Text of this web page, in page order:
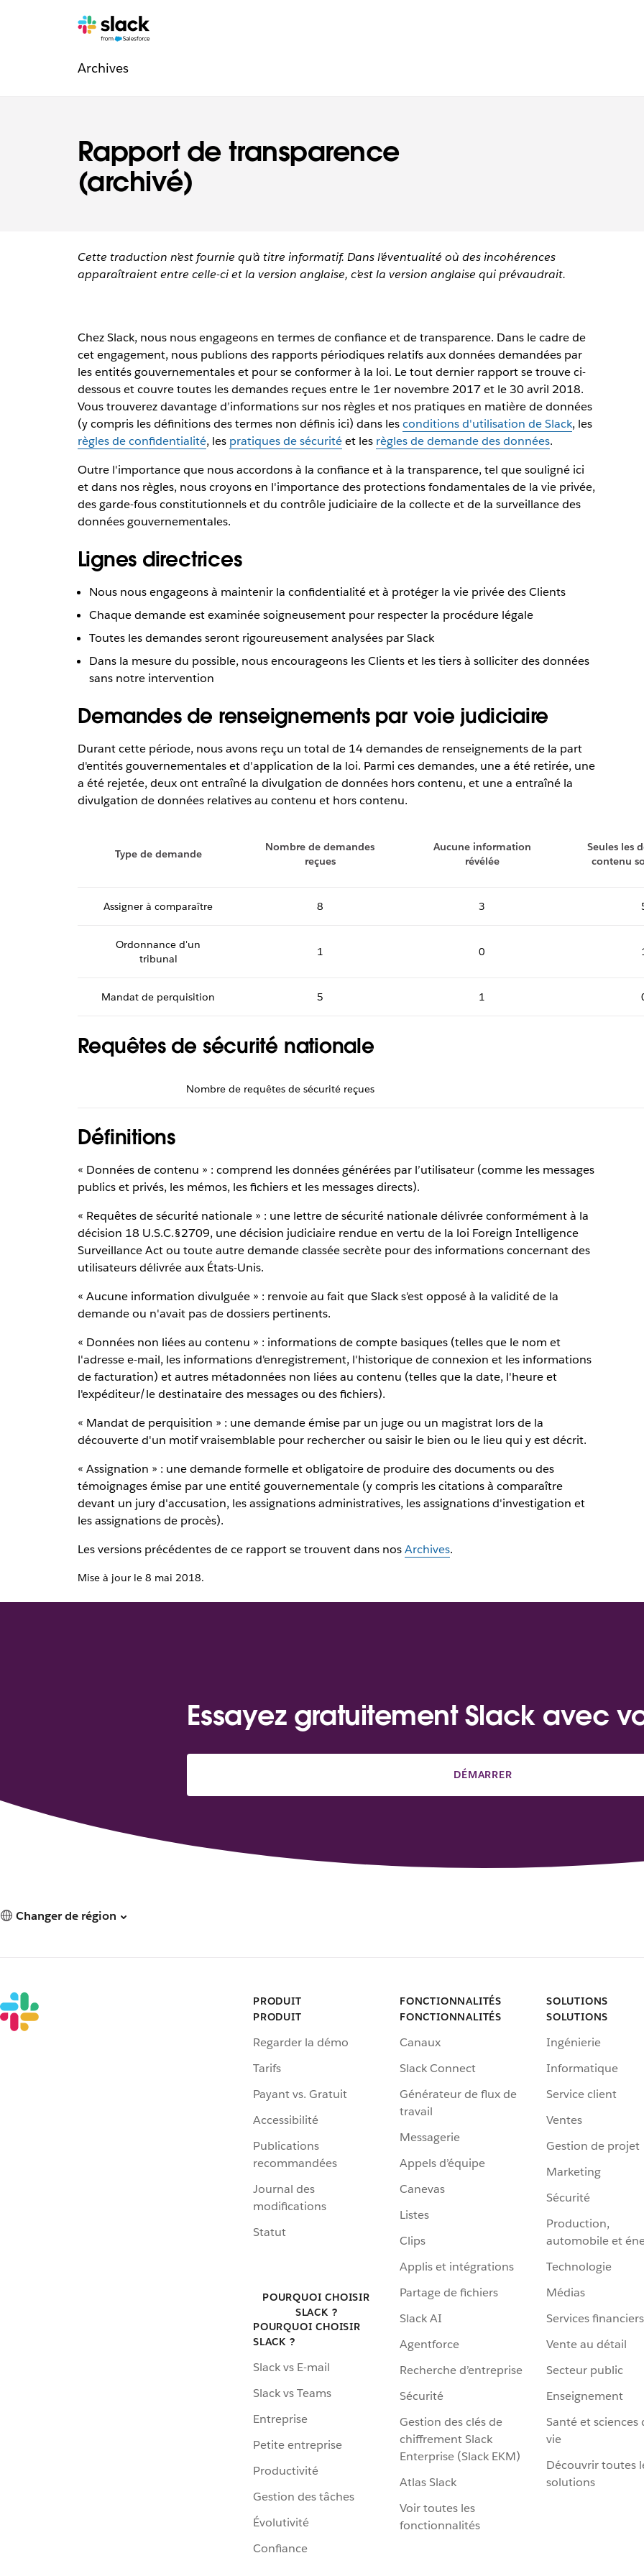
Rapport de transparence
(archivé)
Pages
Archivessupplémentaires
Cette traduction n’est fournie qu’à titre informatif. Dans l’éventualité où des incohérences
apparaîtraient entre celle-ci et la version anglaise, c’est la version anglaise qui prévaudrait.
Chez Slack, nous nous engageons en termes de confiance et de transparence. Dans le cadre de
cet engagement, nous publions des rapports périodiques relatifs aux données demandées par
les entités gouvernementales et pour se conformer à la loi. Le tout dernier rapport se trouve ci-
dessous et couvre toutes les demandes reçues entre le 1er novembre 2017 et le 30 avril 2018.
Vous trouverez davantage d’informations sur nos règles et nos pratiques en matière de données
(y compris les définitions des termes non définis ici) dans lesconditions d'utilisation de Slack, les
règles de confidentialité, les pratiques de sécuritéet les règles de demande des données.
Outre l'importance que nous accordons à la confiance et à la transparence, tel que souligné ici
et dans nos règles, nous croyons en l'importance des protections fondamentales de la vie privée,
des garde-fous constitutionnels et du contrôle judiciaire de la collecte et de la surveillance des
données gouvernementales.
Lignes directrices
Nous nous engageons à maintenir la confidentialité et à protéger la vie privée des Clients
Chaque demande est examinée soigneusement pour respecter la procédure légale
Toutes les demandes seront rigoureusement analysées par Slack
Dans la mesure du possible, nous encourageons les Clients et les tiers à solliciter des données
sans notre intervention
Demandes de renseignements par voie judiciaire
Durant cette période, nous avons reçu un total de 14 demandes de renseignements de la part
d'entités gouvernementales et d'application de la loi. Parmi ces demandes, une a été retirée, une
a été rejetée, deux ont entraîné la divulgation de données hors contenu, et une a entraîné la
divulgation de données relatives au contenu et hors contenu.
Type de demande
Nombre de demandes
reçues
Aucune information
révélée
Seules les
contenu
Assigner à comparaître 8 3
Ordonnance d'un
tribunal
1 0
Mandat de perquisition 5 1
Requêtes de sécurité nationale
Nombre de requêtes de sécurité reçues
Définitions
« Données de contenu » : comprend les données générées par l’utilisateur (comme les messages
publics et privés, les mémos, les fichiers et les messages directs).
« Requêtes de sécurité nationale » : une lettre de sécurité nationale délivrée conformément à la
décision 18 U.S.C.§2709, une décision judiciaire rendue en vertu de la loi Foreign Intelligence
Surveillance Act ou toute autre demande classée secrète pour des informations concernant des
utilisateurs délivrée aux États-Unis.
« Aucune information divulguée » : renvoie au fait que Slack s'est opposé à la validité de la
demande ou n'avait pas de dossiers pertinents.
« Données non liées au contenu » : informations de compte basiques (telles que le nom et
l'adresse e-mail, les informations d'enregistrement, l'historique de connexion et les informations
de facturation) et autres métadonnées non liées au contenu (telles que la date, l'heure et
l'expéditeur/le destinataire des messages ou des fichiers).
« Mandat de perquisition » : une demande émise par un juge ou un magistrat lors de la
découverte d'un motif vraisemblable pour rechercher ou saisir le bien ou le lieu qui y est décrit.
« Assignation » : une demande formelle et obligatoire de produire des documents ou des
témoignages émise par une entité gouvernementale (y compris les citations à comparaître
devant un jury d'accusation, les assignations administratives, les assignations d'investigation et
les assignations de procès).
Les versions précédentes de ce rapport se trouvent dans nosArchives.
Mise à jour le 8 mai 2018.
Essayez gratuitement Slack avec
DÉMARRER
Changer de région
PRODUIT
PRODUIT
Regarder la démo
Tarifs
Payant vs. Gratuit
Accessibilité
Publications
recommandées
Journal des
modifications
Statut
POURQUOI CHOISIR
SLACK ?
POURQUOI CHOISIR
SLACK ?
Slack vs E-mail
Slack vs Teams
Entreprise
Petite entreprise
Productivité
Gestion des tâches
Évolutivité
Confiance
FONCTIONNALITÉS
FONCTIONNALITÉS
Canaux
Slack Connect
Générateur de flux de
travail
Messagerie
Appels d’équipe
Canevas
Listes
Clips
Applis et intégrations
Partage de fichiers
Slack AI
Agentforce
Recherche d’entreprise
Sécurité
Gestion des clés de
chiffrement Slack
Enterprise (Slack EKM)
Atlas Slack
Voir toutes les
fonctionnalités
SOLUTIONS
SOLUTIONS
Ingénierie
Informatique
Service client
Ventes
Gestion de projet
Marketing
Sécurité
Production,
automobile et
Technologie
Médias
Services financiers
Vente au détail
Secteur public
Enseignement
Santé et sciences
vie
Découvrir toutes
solutions